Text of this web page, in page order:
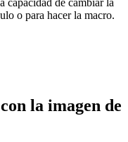
capacidad de cambiar la
o para hacer la macro.
la imagen de